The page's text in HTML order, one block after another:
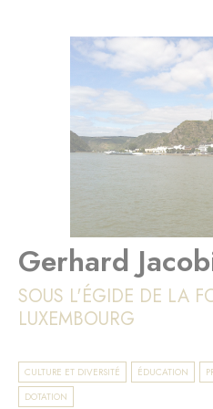
Gerhard
SOUS L'ÉGIDE DE LA
LUXEMBOURG
CULTURE ET DIVERSITÉ ÉDUCATION
DOTATION